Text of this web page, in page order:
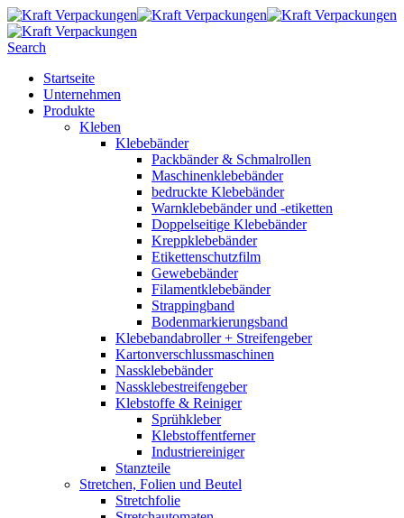
Search
Startseite
Unternehmen
Produkte
Kleben
Klebebänder
Packbänder & Schmalrollen
Maschinenklebebänder
bedruckte Klebebänder
Warnklebebänder und -etiketten
Doppelseitige Klebebänder
Kreppklebebänder
Etikettenschutzfilm
Gewebebänder
Filamentklebebänder
Strappingband
Bodenmarkierungsband
Klebebandabroller + Streifengeber
Kartonverschlussmaschinen
Nassklebebänder
Nassklebestreifengeber
Klebstoffe & Reiniger
Sprühkleber
Klebstoffentferner
Industriereiniger
Stanzteile
Stretchen, Folien und Beutel
Stretchfolie